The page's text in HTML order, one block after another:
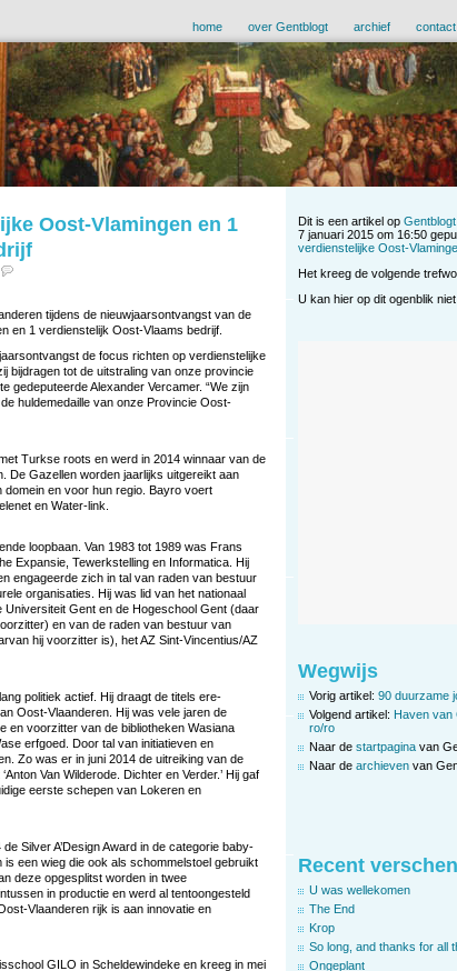
home over Gentblogt archief contact
Oost-Vlamingen en 1
tijdens de nieuwjaarsontvangst van de
en 1 verdienstelijk Oost-Vlaams bedrijf.
de focus richten op verdienstelijke
bijdragen tot de uitstraling van onze provincie
gedeputeerde Alexander Vercamer. “We zijn
huldemedaille van onze Provincie Oost-
Turkse roots en werd in 2014 winnaar van de
De Gazellen worden jaarlijks uitgereikt aan
en voor hun regio. Bayro voert
en Water-link.
loopbaan. Van 1983 tot 1989 was Frans
Expansie, Tewerkstelling en Informatica. Hij
engageerde zich in tal van raden van bestuur
organisaties. Hij was lid van het nationaal
Gent en de Hogeschool Gent (daar
en van de raden van bestuur van
hij voorzitter is), het AZ Sint-Vincentius/AZ
politiek actief. Hij draagt de titels ere-
Oost-Vlaanderen. Hij was vele jaren de
en voorzitter van de bibliotheken Wasiana
erfgoed. Door tal van initiatieven en
Zo was er in juni 2014 de uitreiking van de
Van Wilderode. Dichter en Verder.’ Hij gaf
eerste schepen van Lokeren en
Silver A’Design Award in de categorie baby-
een wieg die ook als schommelstoel gebruikt
deze opgesplitst worden in twee
in productie en werd al tentoongesteld
Vlaanderen rijk is aan innovatie en
GILO in Scheldewindeke en kreeg in mei
Dit is een artikel op Gentblogt
7 januari 2015 om 16:50
verdienstelijke Oost-
Het kreeg de volgende
U kan hier op dit ogenblik
Wegwijs
Vorig artikel: 90 duurzame
Volgend artikel: Haven van
ro/ro
Naar de startpagina van
Naar de archieven van
Recent
U was wellekomen
The End
Krop
So long, and thanks for all
Ongeplant